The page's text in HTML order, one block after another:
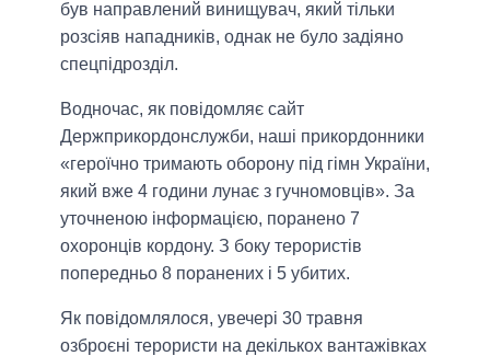
був направлений винищувач, який тільки
розсіяв нападників, однак не було задіяно
спецпідрозділ.
Водночас, як повідомляє сайт
Держприкордонслужби, наші прикордонники
«героїчно тримають оборону під гімн України,
який вже 4 години лунає з гучномовців». За
уточненою інформацією, поранено 7
охоронців кордону. З боку терористів
попередньо 8 поранених і 5 убитих.
Як повідомлялося, увечері 30 травня
озброєні терористи на декількох вантажівках